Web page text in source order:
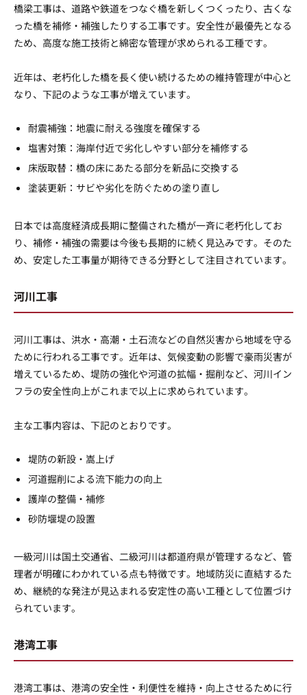
橋梁工事は、道路や鉄道をつなぐ橋を新しくつくったり、古くな
った橋を補修・補強したりする工事です。安全性が最優先となる
ため、高度な施工技術と綿密な管理が求められる工種です。
近年は、老朽化した橋を長く使い続けるための維持管理が中心と
なり、下記のような工事が増えています。
耐震補強：地震に耐える強度を確保する
塩害対策：海岸付近で劣化しやすい部分を補修する
床版取替：橋の床にあたる部分を新品に交換する
塗装更新：サビや劣化を防ぐための塗り直し
日本では高度経済成長期に整備された橋が一斉に老朽化してお
り、補修・補強の需要は今後も長期的に続く見込みです。そのた
め、安定した工事量が期待できる分野として注目されています。
河川工事
河川工事は、洪水・高潮・土石流などの自然災害から地域を守る
ために行われる工事です。近年は、気候変動の影響で豪雨災害が
増えているため、堤防の強化や河道の拡幅・掘削など、河川イン
フラの安全性向上がこれまで以上に求められています。
主な工事内容は、下記のとおりです。
堤防の新設・嵩上げ
河道掘削による流下能力の向上
護岸の整備・補修
砂防堰堤の設置
一級河川は国土交通省、二級河川は都道府県が管理するなど、管
理者が明確にわかれている点も特徴です。地域防災に直結するた
め、継続的な発注が見込まれる安定性の高い工種として位置づけ
られています。
港湾工事
港湾工事は、港湾の安全性・利便性を維持・向上させるために行